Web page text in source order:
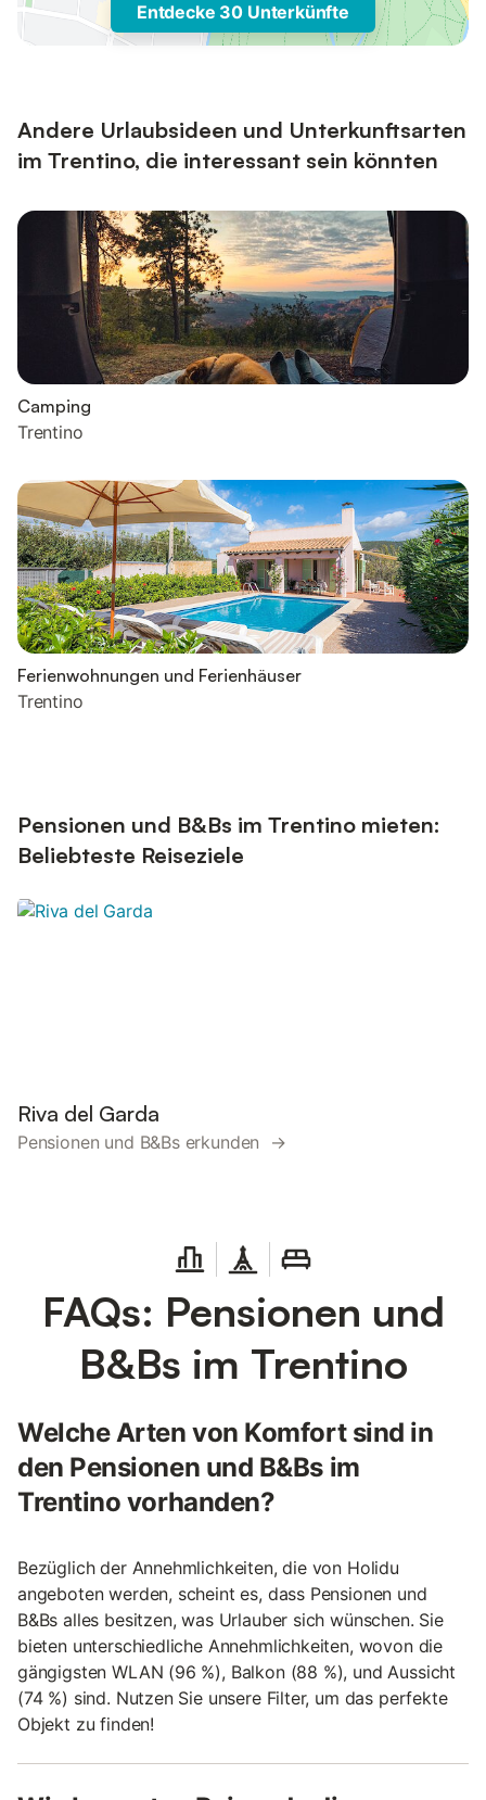
Entdecke 30 Unterkünfte
Andere Urlaubsideen und Unterkunftsarten
im Trentino, die interessant sein könnten
Camping
Trentino
Ferienwohnungen und Ferienhäuser
Trentino
Pensionen und B&Bs im Trentino mieten:
Beliebteste Reiseziele
Riva del Garda
Pensionen und B&Bs erkunden →
FAQs: Pensionen und
B&Bs im Trentino
Welche Arten von Komfort sind in
den Pensionen und B&Bs im
Trentino vorhanden?
Bezüglich der Annehmlichkeiten, die von Holidu
angeboten werden, scheint es, dass Pensionen und
B&Bs alles besitzen, was Urlauber sich wünschen. Sie
bieten unterschiedliche Annehmlichkeiten, wovon die
gängigsten WLAN (96 %), Balkon (88 %), und Aussicht
(74 %) sind. Nutzen Sie unsere Filter, um das perfekte
Objekt zu finden!